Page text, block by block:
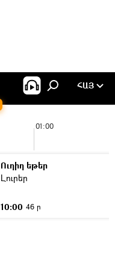
ՀԱՅ
01:00
Ուղիղ եթեր
Լուրեր
10:00 46 ր